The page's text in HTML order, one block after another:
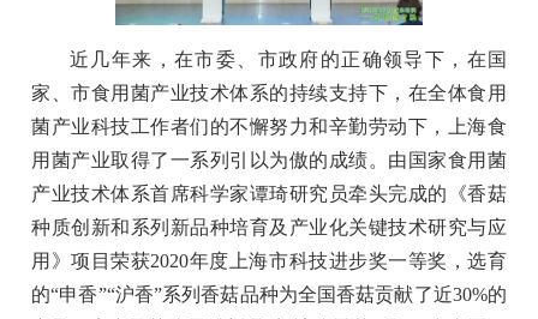
近几年来，在市委、市政府的正确领导下，在国
家、市食用菌产业技术体系的持续支持下，在全体食用
菌产业科技工作者们的不懈努力和辛勤劳动下，上海食
用菌产业取得了一系列引以为傲的成绩。由国家食用菌
产业技术体系首席科学家谭琦研究员牵头完成的《香菇
种质创新和系列新品种培育及产业化关键技术研究与应
用》项目荣获2020年度上海市科技进步奖一等奖，选育
的“申香”“沪香”系列香菇品种为全国香菇贡献了近30%的